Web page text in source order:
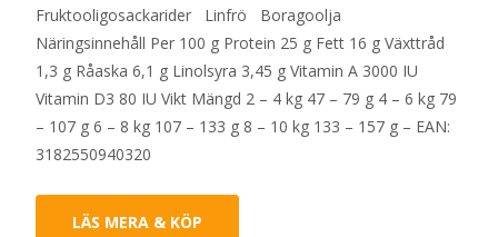
Fruktooligosackarider Linfrö Boragoolja
Näringsinnehåll Per 100 g Protein 25 g Fett 16 g Växttråd
1,3 g Råaska 6,1 g Linolsyra 3,45 g Vitamin A 3000 IU
Vitamin D3 80 IU Vikt Mängd 2 – 4 kg 47 – 79 g 4 – 6 kg 79
– 107 g 6 – 8 kg 107 – 133 g 8 – 10 kg 133 – 157 g – EAN:
3182550940320
LÄS MERA & KÖP